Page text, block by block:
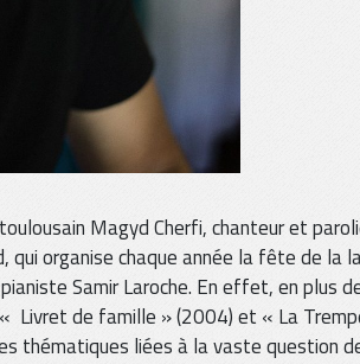
Magyd Cherfi, chanteur et
organise chaque année la fête de la
Samir Laroche. En effet, en plus
Livret de famille » (2004) et « La
thématiques liées à la vaste question